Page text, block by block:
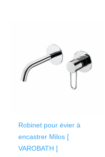
Robinet pour évier à
encastrer Milos [
VAROBATH ]